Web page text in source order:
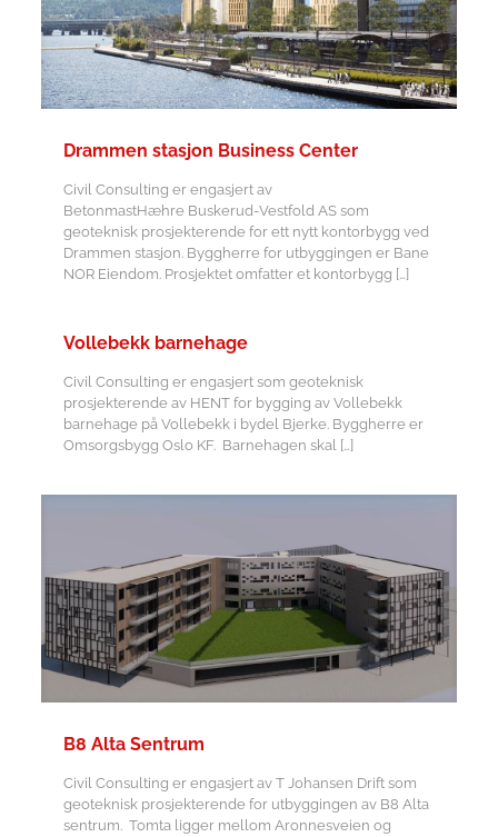
Drammen stasjon Business Center
Civil Consulting er engasjert av
BetonmastHæhre Buskerud-Vestfold AS som
geoteknisk prosjekterende for ett nytt kontorbygg ved
Drammen stasjon. Byggherre for utbyggingen er Bane
NOR Eiendom. Prosjektet omfatter et kontorbygg […]
Vollebekk barnehage
Civil Consulting er engasjert som geoteknisk
prosjekterende av HENT for bygging av Vollebekk
barnehage på Vollebekk i bydel Bjerke. Byggherre er
Omsorgsbygg Oslo KF. Barnehagen skal[…]
B8 Alta Sentrum
Civil Consulting er engasjert av T Johansen Drift som
geoteknisk prosjekterende for utbyggingen av B8 Alta
sentrum. Tomta ligger mellom Aronnesveien og